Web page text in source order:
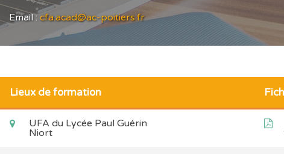
Email :cfa.acad@ac-poitiers.fr
Lieux de formation
UFA du Lycée Paul Guérin
Niort